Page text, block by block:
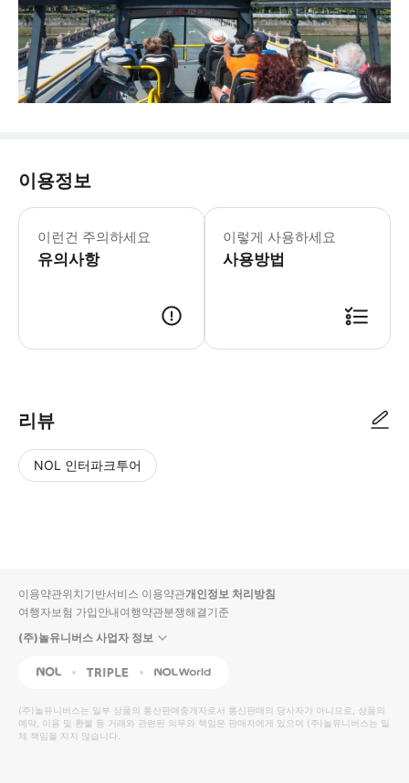
이용정보
이런건 주의하세요
유의사항
다음 날짜는 예약이 불가합니다:
* 15개 정류장 중 원하는 곳에서 자
이렇게 사용하세요
사용방법
리뷰
NOL 인터파크투어
입니
다.
높
은
순
동
영
상
순
상
이용약관위치기반서비스 이용약관개인정보 처리방침
여행자보험 가입안내여행약관분쟁해결기준
(주)놀유니버스 사업자 정보
NOL Triple Interpark Global
(주)놀유니버스는 일부 상품의 통신판매중개자로서 통신판매의 당사자가 아니므로, 상품의
예약, 이용 및 환불 등 거래와 관련된 의무와 책임은 판매자에게 있으며 (주)놀유니버스는 일
체 책임을 지지 않습니다.